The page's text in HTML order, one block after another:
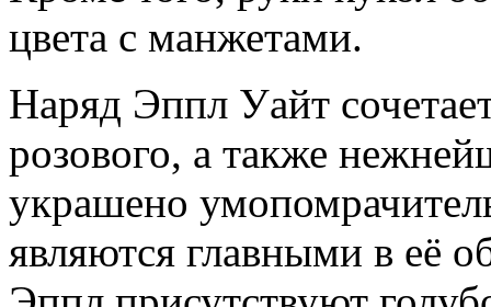
цвета с манжетами.
Наряд Эппл Уайт
розового, а также
украшено
являются главными в её